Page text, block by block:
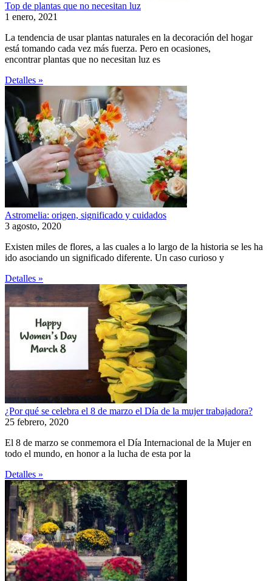
Top de plantas que no necesitan luz
1 enero, 2021
La tendencia de usar plantas naturales en la decoración del hogar
está tomando cada vez más fuerza. Pero en ocasiones,
encontrar plantas que no necesitan luz es
Detalles »
Astromelia: origen, significado y cuidados
3 agosto, 2020
Existen miles de flores, a las cuales a lo largo de la historia se les ha
ido asociando un significado diferente. Un caso curioso y
Detalles »
¿Por qué se celebra el 8 de marzo el Día de la mujer trabajadora?
25 febrero, 2020
El 8 de marzo se conmemora el Día Internacional de la Mujer en
todo el mundo, en honor a la lucha de esta por la
Detalles »